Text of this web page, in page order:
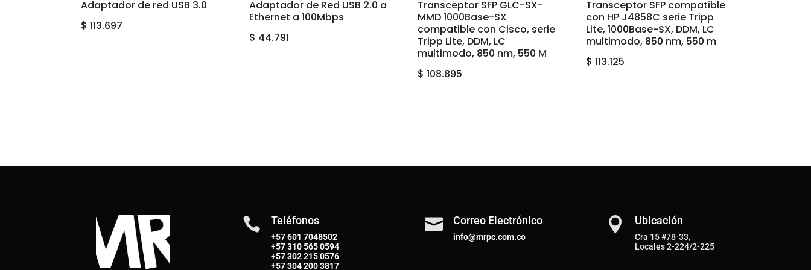
Adaptador de red USB 3.0
$ 113.697
Adaptador de Red USB 2.0 a
Ethernet a 100Mbps
$ 44.791
Transceptor SFP GLC-SX-
MMD 1000Base-SX
compatible con Cisco, serie
Tripp Lite, DDM, LC
multimodo, 850 nm, 550 M
$ 108.895
Transceptor SFP compatible
con HP J4858C serie Tripp
Lite, 1000Base-SX, DDM, LC
multimodo, 850 nm, 550 m
$ 113.125
 Teléfonos
+57 601 7048502
+57310 565 0594
+57302 215 0576
+57304 200 3817
 Correo Electrónico
info@mrpc.com.co
 Ubicación
Cra 15 #78-33,
Locales 2-224/2-225